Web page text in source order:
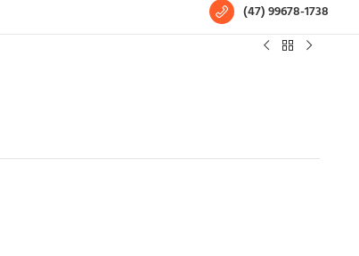
(47) 99678-1738